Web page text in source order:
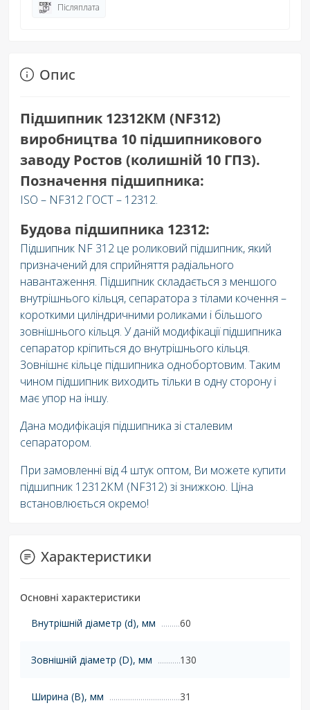
Післяплата
Опис
Підшипник 12312КМ (NF312)
виробництва 10 підшипникового
заводу Ростов (колишній 10 ГПЗ).
Позначення підшипника:
ISO – NF312 ГОСТ – 12312.
Будова підшипника 12312:
Підшипник NF 312 це роликовий підшипник, який
призначений для сприйняття радіального
навантаження. Підшипник складається з меншого
внутрішнього кільця, сепаратора з тілами кочення –
короткими циліндричними роликами і більшого
зовнішнього кільця. У даній модифікації підшипника
сепаратор кріпиться до внутрішнього кільця.
Зовнішнє кільце підшипника однобортовим. Таким
чином підшипник виходить тільки в одну сторону і
має упор на іншу.
Дана модифікація підшипника зі сталевим
сепаратором.
При замовленні від 4 штук оптом, Ви можете купити
підшипник 12312КМ (NF312) зі знижкою. Ціна
встановлюється окремо!
Характеристики
Основні характеристики
Внутрішній діаметр (d), мм
60
Зовнішній діаметр (D), мм 130
Ширина (B), мм 31